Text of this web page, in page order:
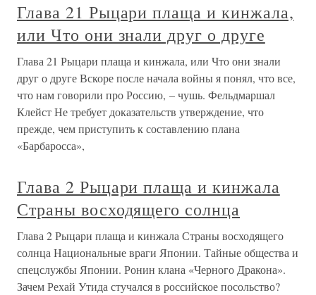
Глава 21 Рыцари плаща и кинжала,
или Что они знали друг о друге
Глава 21 Рыцари плаща и кинжала, или Что они знали
друг о друге Вскоре после начала войны я понял, что все,
что нам говорили про Россию, – чушь. Фельдмаршал
Клейст Не требует доказательств утверждение, что
прежде, чем приступить к составлению плана
«Барбаросса»,
Глава 2 Рыцари плаща и кинжала
Страны восходящего солнца
Глава 2 Рыцари плаща и кинжала Страны восходящего
солнца Национальные враги Японии. Тайные общества и
спецслужбы Японии. Ронин клана «Черного Дракона».
Зачем Рехай Утида стучался в российское посольство?